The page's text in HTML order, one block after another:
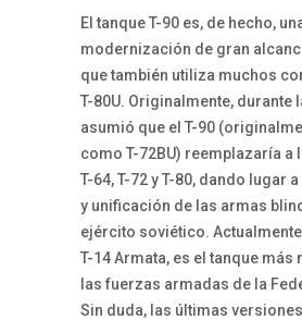
El tanque T-90 es, de hecho,
modernización de gran
que también utiliza muchos
T-80U. Originalmente, durante
asumió que el T-90
como T-72BU) reemplazaría a
T-64, T-72 y T-80, dando lugar
y unificación de las armas
ejército soviético.
T-14 Armata, es el tanque más
las fuerzas armadas de la
Sin duda, las últimas